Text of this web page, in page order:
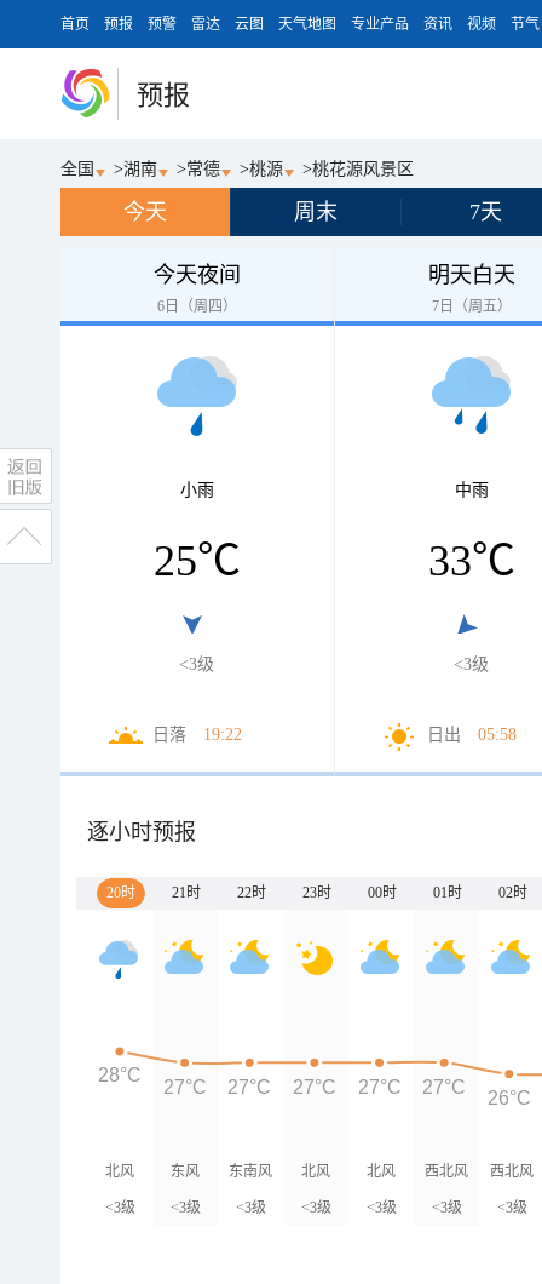
首页 预报 预警 雷达 云图 天气地图 专业产品 资讯 视频 节气
预报
全国 >湖南 >常德 >桃源 >桃花源风景区
今天 周末 7天
今天夜间
6日（周四）
小雨
25℃
<3级
日落 19:22
明天白天
7日（周五）
中雨
33℃
<3级
日出 05:58
逐小时预报
20时 21时 22时 23时 00时 01时 02时
北风
<3级
东风
<3级
东南风
<3级
北风
<3级
北风
<3级
西北风
<3级
西北风
<3级
28°C
27°C 27°C 27°C 27°C 27°C
26°C